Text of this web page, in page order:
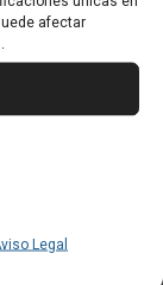
afectar
Legal